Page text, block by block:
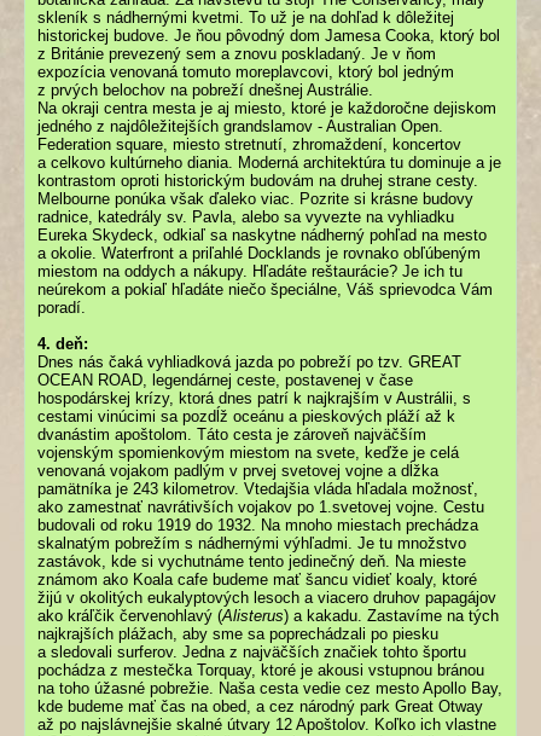
skleník s nádhernými kvetmi. To už je na dohľad k dôležitej
historickej budove. Je ňou pôvodný dom Jamesa Cooka, ktorý bol
z Británie prevezený sem a znovu poskladaný. Je v ňom
expozícia venovaná tomuto moreplavcovi, ktorý bol jedným
z prvých belochov na pobreží dnešnej Austrálie.
Na okraji centra mesta je aj miesto, ktoré je každoročne dejiskom
jedného z najdôležitejších grandslamov - Australian Open.
Federation square, miesto stretnutí, zhromaždení, koncertov
a celkovo kultúrneho diania. Moderná architektúra tu dominuje a je
kontrastom oproti historickým budovám na druhej strane cesty.
Melbourne ponúka však ďaleko viac. Pozrite si krásne budovy
radnice, katedrály sv. Pavla, alebo sa vyvezte na vyhliadku
Eureka Skydeck, odkiaľ sa naskytne nádherný pohľad na mesto
a okolie. Waterfront a priľahlé Docklands je rovnako obľúbeným
miestom na oddych a nákupy. Hľadáte reštaurácie? Je ich tu
neúrekom a pokiaľ hľadáte niečo špeciálne, Váš sprievodca Vám
poradí.
4. deň:
Dnes nás čaká vyhliadková jazda po pobreží po tzv. GREAT
OCEAN ROAD, legendárnej ceste, postavenej v čase
hospodárskej krízy, ktorá dnes patrí k najkrajším v Austrálii, s
cestami vinúcimi sa pozdĺž oceánu a pieskových pláží až k
dvanástim apoštolom. Táto cesta je zároveň najväčším
vojenským spomienkovým miestom na svete, keďže je celá
venovaná vojakom padlým v prvej svetovej vojne a dĺžka
pamätníka je 243 kilometrov. Vtedajšia vláda hľadala možnosť,
ako zamestnať navrátivších vojakov po 1.svetovej vojne. Cestu
budovali od roku 1919 do 1932. Na mnoho miestach prechádza
skalnatým pobrežím s nádhernými výhľadmi. Je tu množstvo
zastávok, kde si vychutnáme tento jedinečný deň. Na mieste
známom ako Koala cafe budeme mať šancu vidieť koaly, ktoré
žijú v okolitých eukalyptových lesoch a viacero druhov papagájov
ako kráľčik červenohlavý (Alisterus) a kakadu. Zastavíme na tých
najkrajších plážach, aby sme sa poprechádzali po piesku
a sledovali surferov. Jedna z najväčších značiek tohto športu
pochádza z mestečka Torquay, ktoré je akousi vstupnou bránou
na toho úžasné pobrežie. Naša cesta vedie cez mesto Apollo Bay,
kde budeme mať čas na obed, a cez národný park Great Otway
až po najslávnejšie skalné útvary 12 Apoštolov. Koľko ich vlastne